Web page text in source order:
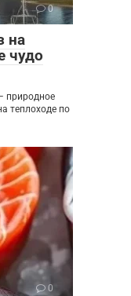
0
на
чудо
природное
теплоходе по
0